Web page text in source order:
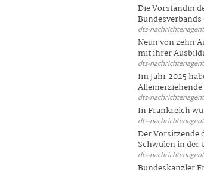
Die Vorständin
Bundesverbands
dts-
Neun von zehn
mit ihrer
dts-
Im Jahr 2025
dts-
In Frankreich
dts-
Der Vorsitzende
Schwulen in der
dts-
Bundeskanzler